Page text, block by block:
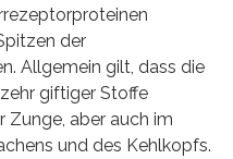
der
Allgemein gilt, dass die
giftiger Stoffe
Zunge, aber auch im
und des Kehlkopfs.